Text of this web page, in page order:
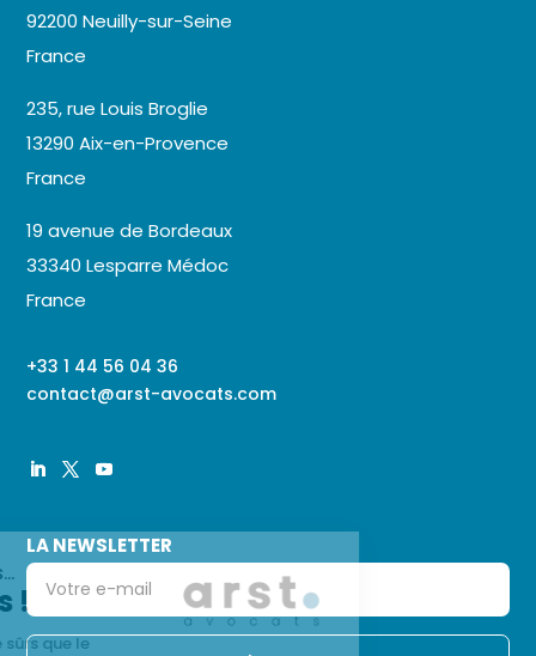
92200 Neuilly-sur-Seine
France
235, rue Louis Broglie
13290 Aix-en-Provence
France
19 avenue de Bordeaux
33340 Lesparre Médoc
France
+33 1 44 56 04 36
contact@arst-avocats.com
LA NEWSLETTER
Salut c'est nous...
les Cookies !
On a attendu d'être sûrs que le